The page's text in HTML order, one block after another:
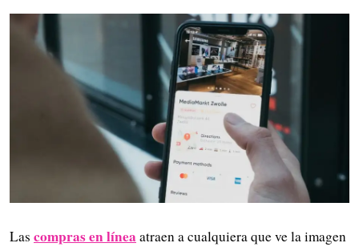
Las compras en línea atraen a cualquiera que ve la imagen